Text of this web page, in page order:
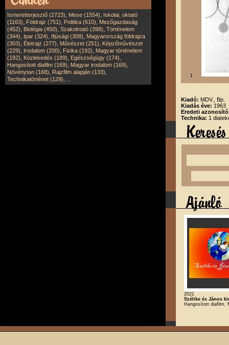
Ismeretterjesztő (2723), Mese (1554), Iskolai, oktató
(1163), Földrajz (751), Politika (610), Mezőgazdaság
(452), Biológia (450), Szakoktató (398), Történelem
(344), Ipar (324), Ifjúsági (308), Magyarország földrajza
(303), Életrajz (277), Művészet (251), Képzőművészet
(229), Irodalom (200), Fizika (192), Magyar történelem
(192), Közlekedés (189), Egészségügy (174),
Hangosított diafilm (169), Magyar irodalom (169),
Növénytan (168), Rajzfilm alapján (133),
Technikatörténet (129), 1
Kiadó: MDV., Bp.
Kiadás éve: 1963
Eredeti
Technika: 1
2021
Szélike és János
Hangosított diafilm,